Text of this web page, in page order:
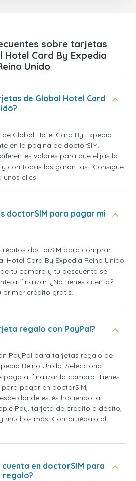
sobre tarjetas
Hotel Card By Expedia
Unido
de Global Hotel Card
Global Hotel Card By Expedia
en la página de doctorSIM.
valores para que elijas la
con todas las garantías. ¡Consigue
clics!
doctorSIM para pagar mi
doctorSIM para comprar
Hotel Card By Expedia Reino Unido.
tu compra y tu descuento se
al finalizar. ¿No tienes cuenta?
crédito gratis.
regalo con PayPal?
PayPal para tarjetas regalo de
Reino Unido. Selecciona
al finalizar la compra. Tienes
pagar en doctorSIM,
donde estés haciendo la
Pay, tarjeta de crédito o débito,
muchos más! Compruébalo al
en doctorSIM para
regalo?